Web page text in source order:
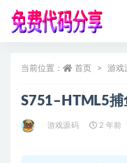
当前位置： 首页 游戏
S751–HTML5捕
游戏源码 2 年前